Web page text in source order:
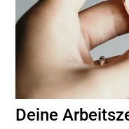
Deine